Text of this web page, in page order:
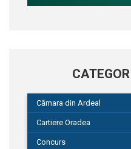
Cămara din Ardeal
Cartiere Oradea
Concurs